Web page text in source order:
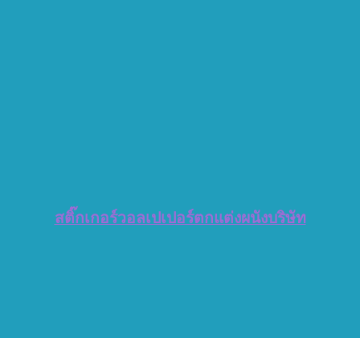
สติ๊กเกอร์วอลเปเปอร์ตกแต่งผนังบริษัท